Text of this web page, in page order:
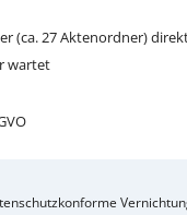
(ca. 27 Aktenordner)
wartet